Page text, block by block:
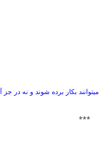
بكار برده شوند و نه در جز
***